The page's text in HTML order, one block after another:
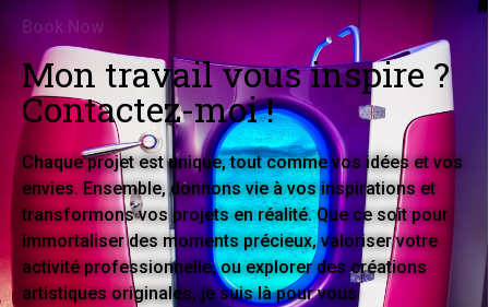
Mon travail vous inspire ?
Contactez-moi !
Book Now
Chaque projet est unique, tout comme vos idées et vos
envies. Ensemble, donnons vie à vos inspirations et
transformons vos projets en réalité. Que ce soit pour
immortaliser des moments précieux, valoriser votre
activité professionnelle, ou explorer des créations
artistiques originales, je suis là pour vous